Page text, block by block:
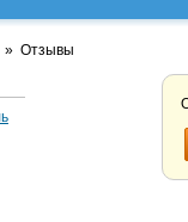
» Отзывы